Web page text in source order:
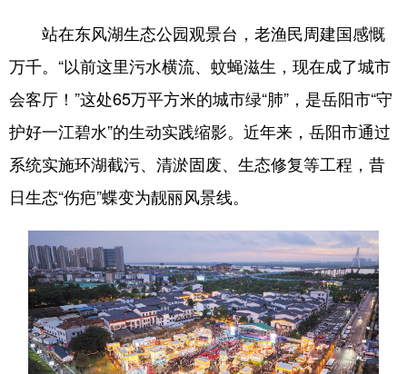
站在东风湖生态公园观景台，老渔民周建国感慨
万千。“以前这里污水横流、蚊蝇滋生，现在成了城市
会客厅！”这处65万平方米的城市绿“肺”，是岳阳市“守
护好一江碧水”的生动实践缩影。近年来，岳阳市通过
系统实施环湖截污、清淤固废、生态修复等工程，昔
日生态“伤疤”蝶变为靓丽风景线。